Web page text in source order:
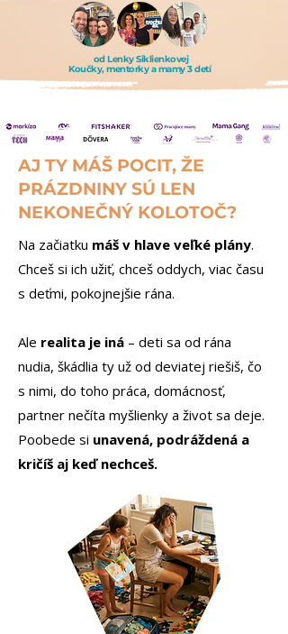
od Lenky Siklienkovej
Koučky, mentorky a mamy 3 detí
AJ TY MÁŠ POCIT, ŽE
PRÁZDNINY SÚ LEN
NEKONEČNÝ KOLOTOČ?
Na začiatku máš v hlave veľké plány.
Chceš si ich užiť, chceš oddych, viac času
s deťmi, pokojnejšie rána.
Ale realita je iná – deti sa od rána
nudia, škádlia ty už od deviatej riešiš, čo
s nimi, do toho práca, domácnosť,
partner nečíta myšlienky a život sa deje.
Poobede si unavená, podráždená a
kričíš aj keď nechceš.